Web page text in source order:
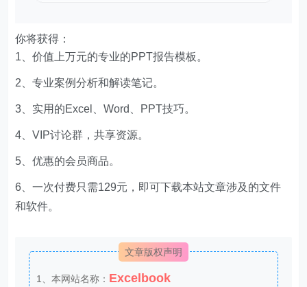
你将获得：
1、价值上万元的专业的PPT报告模板。
2、专业案例分析和解读笔记。
3、实用的Excel、Word、PPT技巧。
4、VIP讨论群，共享资源。
5、优惠的会员商品。
6、一次付费只需129元，即可下载本站文章涉及的文件
和软件。
文章版权声明
1、本网站名称： Excelbook